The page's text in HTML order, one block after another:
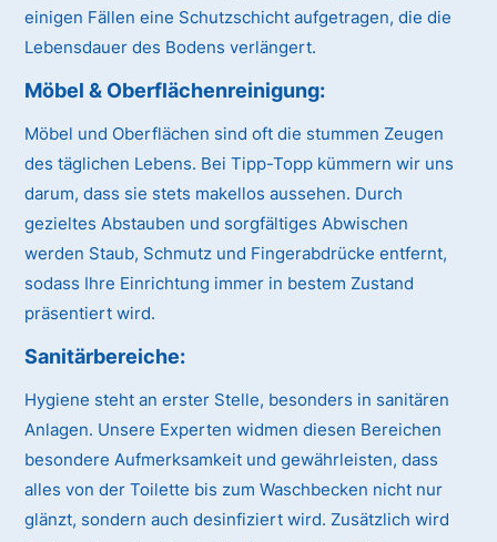
einigen Fällen eine Schutzschicht aufgetragen, die die
Lebensdauer des Bodens verlängert.
Möbel & Oberflächenreinigung:
Möbel und Oberflächen sind oft die stummen Zeugen
des täglichen Lebens. Bei Tipp-Topp kümmern wir uns
darum, dass sie stets makellos aussehen. Durch
gezieltes Abstauben und sorgfältiges Abwischen
werden Staub, Schmutz und Fingerabdrücke entfernt,
sodass Ihre Einrichtung immer in bestem Zustand
präsentiert wird.
Sanitärbereiche:
Hygiene steht an erster Stelle, besonders in sanitären
Anlagen. Unsere Experten widmen diesen Bereichen
besondere Aufmerksamkeit und gewährleisten, dass
alles von der Toilette bis zum Waschbecken nicht nur
glänzt, sondern auch desinfiziert wird. Zusätzlich wird